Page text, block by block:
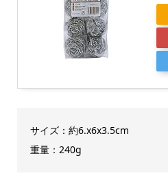
サイズ：約6.x6x3.5cm
重量：240g